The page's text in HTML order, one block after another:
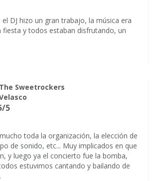
DJ hizo un gran trabajo, la música era
fiesta y todos estaban disfrutando, un
The Sweetrockers
5
toda la organización, la elección de
de sonido, etc... Muy implicados en que
y luego ya el concierto fue la bomba,
estuvimos cantando y bailando de